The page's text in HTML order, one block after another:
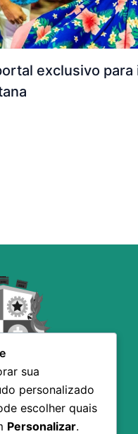
exclusivo
sua
personalizado
escolher quais
Personalizar.